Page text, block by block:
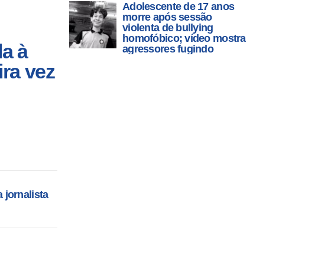
à
vez
jornalista
Adolescente de 17 anos
morre após sessão
violenta de bullying
homofóbico; vídeo mostra
agressores fugindo